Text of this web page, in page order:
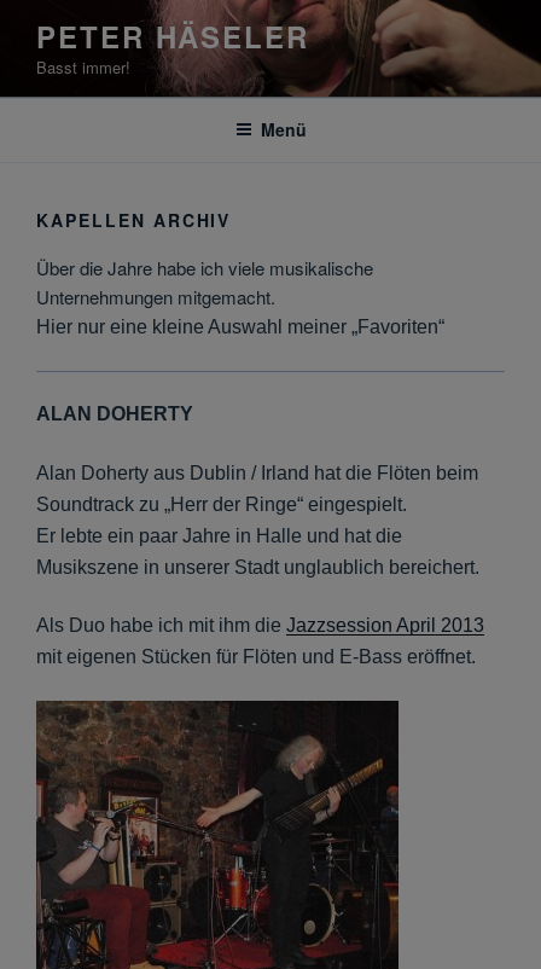
springen
PETER HÄSELER
Basst immer!
Menü
KAPELLEN ARCHIV
Über die Jahre habe ich viele musikalische
Unternehmungen mitgemacht.
Hier nur eine kleine Auswahl meiner „Favoriten“
ALAN DOHERTY
Alan Doherty aus Dublin / Irland hat die Flöten beim
Soundtrack zu „Herr der Ringe“ eingespielt.
Er lebte ein paar Jahre in Halle und hat die
Musikszene in unserer Stadt unglaublich bereichert.
Als Duo habe ich mit ihm die Jazzsession April 2013
mit eigenen Stücken für Flöten und E-Bass eröffnet.